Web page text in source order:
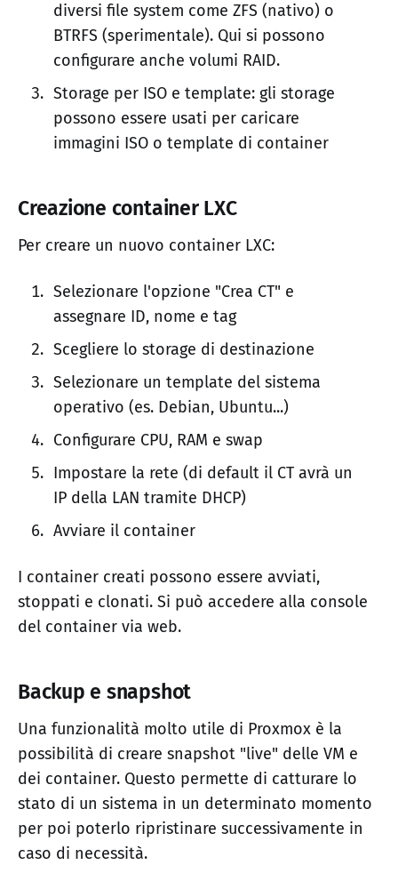
diversi file system come ZFS (nativo) o
BTRFS (sperimentale). Qui si possono
configurare anche volumi RAID.
Storage per ISO e template: gli storage
possono essere usati per caricare
immagini ISO o template di container
Creazione container LXC
Per creare un nuovo container LXC:
Selezionare l'opzione "Crea CT" e
assegnare ID, nome e tag
Scegliere lo storage di destinazione
Selezionare un template del sistema
operativo (es. Debian, Ubuntu...)
Configurare CPU, RAM e swap
Impostare la rete (di default il CT avrà un
IP della LAN tramite DHCP)
Avviare il container
I container creati possono essere avviati,
stoppati e clonati. Si può accedere alla console
del container via web.
Backup e snapshot
Una funzionalità molto utile di Proxmox è la
possibilità di creare snapshot "live" delle VM e
dei container. Questo permette di catturare lo
stato di un sistema in un determinato momento
per poi poterlo ripristinare successivamente in
caso di necessità.